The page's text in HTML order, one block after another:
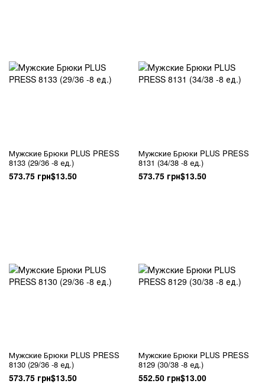
Мужские Брюки PLUS PRESS
8133 (29/36 -8 ед.)
573.75 грн$13.50
Мужские Брюки PLUS PRESS
8131 (34/38 -8 ед.)
573.75 грн$13.50
Мужские Брюки PLUS PRESS
8130 (29/36 -8 ед.)
573.75 грн$13.50
Мужские Брюки PLUS PRESS
8129 (30/38 -8 ед.)
552.50 грн$13.00